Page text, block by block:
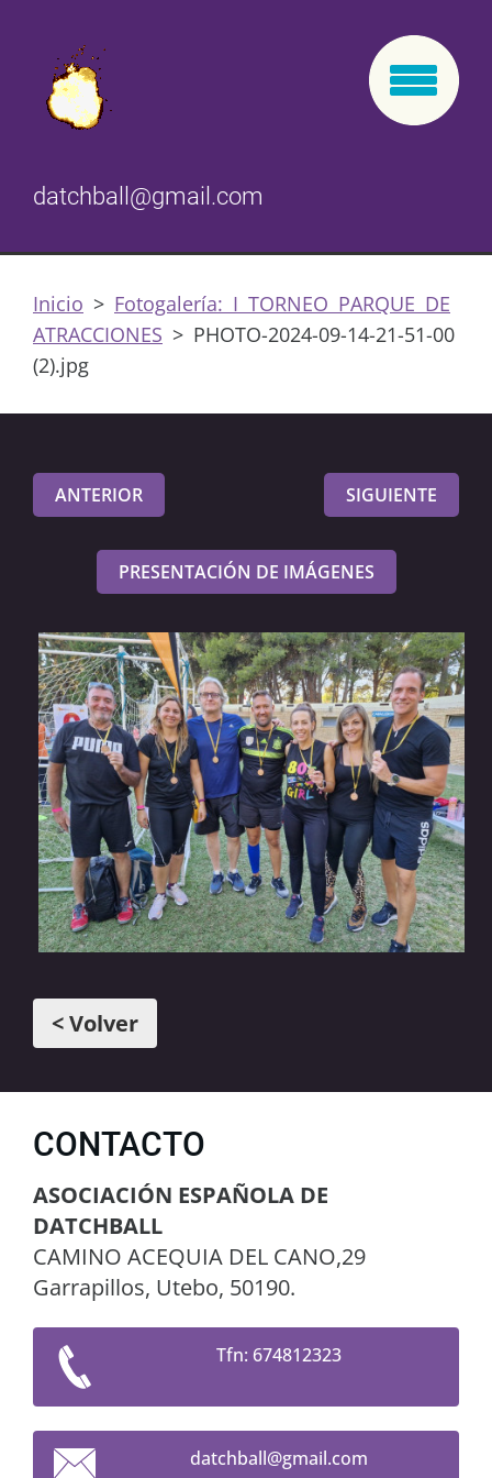
datchball@gmail.com
Inicio > Fotogalería: I TORNEO PARQUE DE
ATRACCIONES > PHOTO-2024-09-14-21-51-00
(2).jpg
ANTERIOR SIGUIENTE
PRESENTACIÓN DE IMÁGENES
< Volver
CONTACTO
ASOCIACIÓN ESPAÑOLA DE
DATCHBALL
CAMINO ACEQUIA DEL CANO,29
Garrapillos, Utebo, 50190.
Tfn: 674812323
datchball@gmail.com